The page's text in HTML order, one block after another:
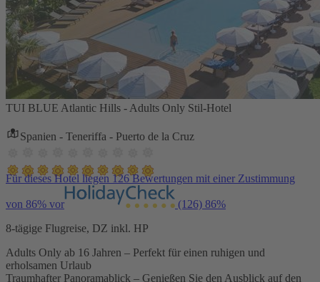
TUI BLUE Atlantic Hills - Adults Only Stil-Hotel
Spanien - Teneriffa - Puerto de la Cruz
Für dieses Hotel liegen 126 Bewertungen mit einer Zustimmung
von 86% vor (126) 86%
8-tägige Flugreise, DZ inkl. HP
Adults Only ab 16 Jahren – Perfekt für einen ruhigen und
erholsamen Urlaub
Traumhafter Panoramablick – Genießen Sie den Ausblick auf den